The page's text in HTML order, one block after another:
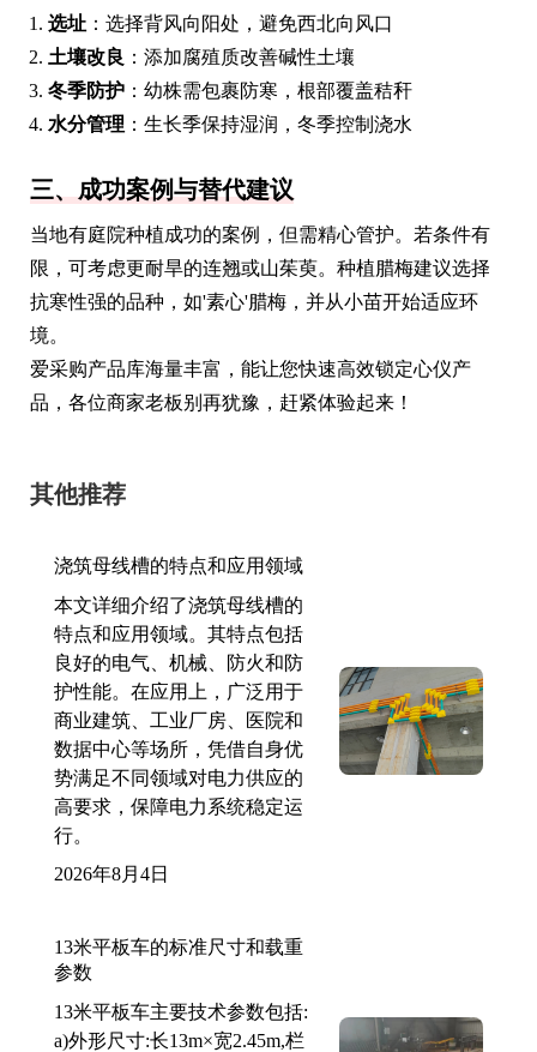
选址 ：选择背风向阳处，避免西北向风口
土壤改良 ：添加腐殖质改善碱性土壤
冬季防护 ：幼株需包裹防寒，根部覆盖秸秆
水分管理 ：生长季保持湿润，冬季控制浇水
三、成功案例与替代建议
当地有庭院种植成功的案例，但需精心管护。若条件有
限，可考虑更耐旱的连翘或山茱萸。种植腊梅建议选择
抗寒性强的品种，如'素心'腊梅，并从小苗开始适应环
境。
爱采购产品库海量丰富，能让您快速高效锁定心仪产
品，各位商家老板别再犹豫，赶紧体验起来！
其他推荐
浇筑母线槽的特点和应用领域
本文详细介绍了浇筑母线槽的
特点和应用领域。其特点包括
良好的电气、机械、防火和防
护性能。在应用上，广泛用于
商业建筑、工业厂房、医院和
数据中心等场所，凭借自身优
势满足不同领域对电力供应的
高要求，保障电力系统稳定运
行。
2026年8月4日
13米平板车的标准尺寸和载重
参数
13米平板车主要技术参数包括:
a)外形尺寸:长13m×宽2.45m,栏